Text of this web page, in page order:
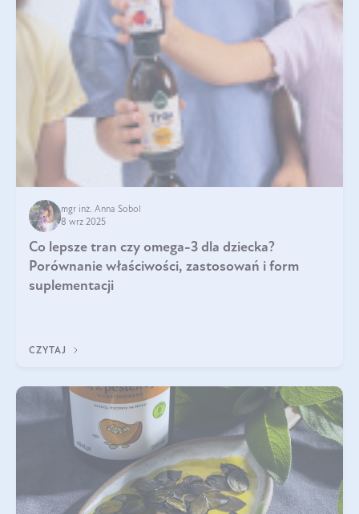
mgr inż. Anna Sobol
8 wrz 2025
Co lepsze tran czy omega-3 dla dziecka?
Porównanie właściwości, zastosowań i form
suplementacji
CZYTAJ